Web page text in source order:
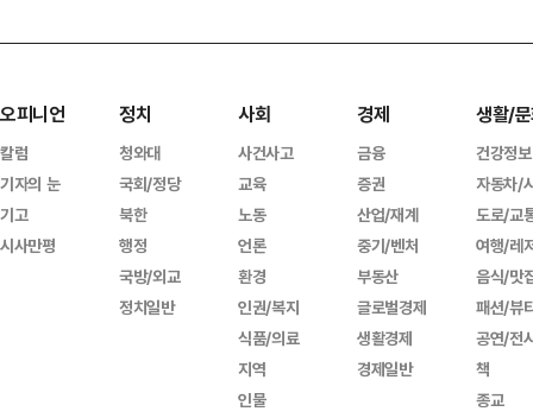
오피니언
칼럼
기자의 눈
기고
시사만평
정치
청와대
국회/정당
북한
행정
국방/외교
정치일반
사회
사건사고
교육
노동
언론
환경
인권/복지
식품/의료
지역
인물
경제
금융
증권
산업/재계
중기/벤처
부동산
글로벌경제
생활경제
경제일반
생활/
건강정보
자동차/
도로/교
여행/레
음식/맛
패션/뷰
공연/전
책
종교